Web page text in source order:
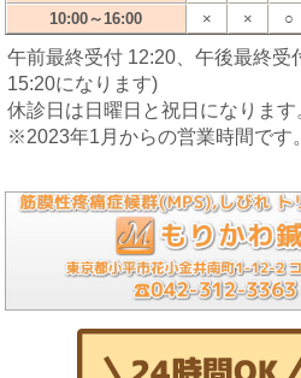
10:00～16:00
× × ○
午前最終受付 12:20、午後最終受
15:20になります)
休診日は日曜日と祝日になります
※2023年1月からの営業時間です。